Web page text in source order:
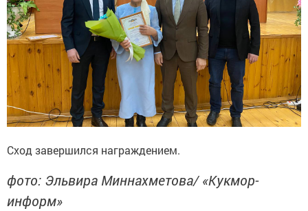
Сход завершился награждением.
фото: Эльвира Миннахметова/ «Кукмор-
информ»